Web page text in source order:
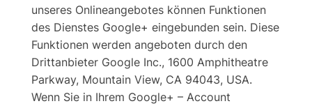
unseres Onlineangebotes können Funktionen
des Dienstes Google+ eingebunden sein. Diese
Funktionen werden angeboten durch den
Drittanbieter Google Inc., 1600 Amphitheatre
Parkway, Mountain View, CA 94043, USA.
Wenn Sie in Ihrem Google+ – Account